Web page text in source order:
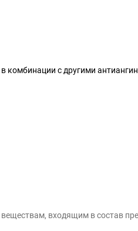
комбинации с другими
входящим в состав